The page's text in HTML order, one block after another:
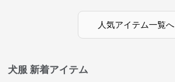
人気アイテム一覧へ
犬服 新着アイテム